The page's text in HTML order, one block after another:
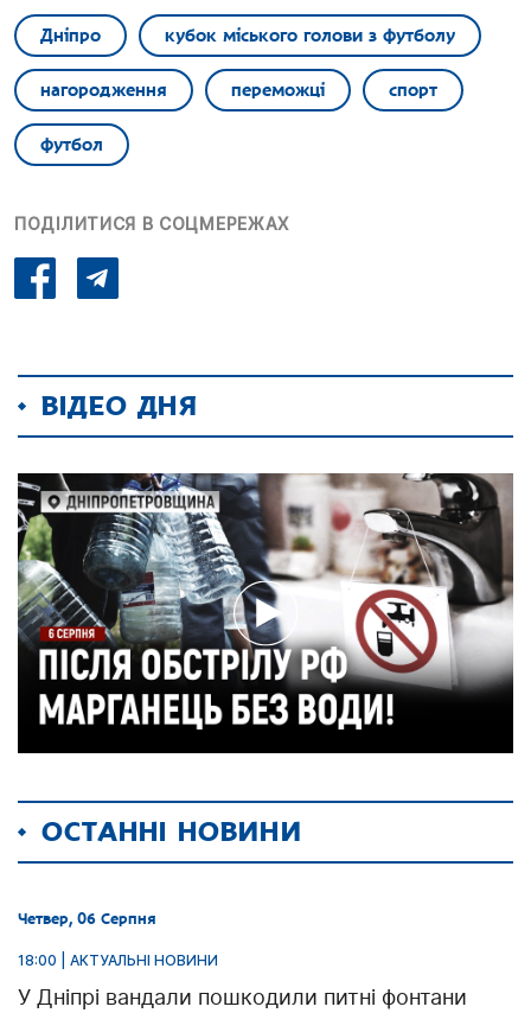
Дніпро кубок міського голови з футболу
нагородження переможці спорт
футбол
ПОДІЛИТИСЯ В СОЦМЕРЕЖАХ
ВІДЕО ДНЯ
ОСТАННІ НОВИНИ
Четвер, 06 Серпня
18:00 | АКТУАЛЬНІ НОВИНИ
У Дніпрі вандали пошкодили питні фонтани